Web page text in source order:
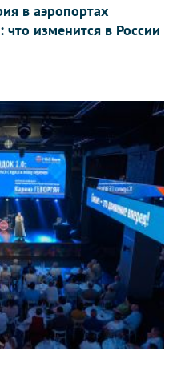
в аэропортах
изменится в России